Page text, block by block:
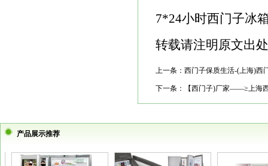
7*24小时西门子冰
转载请注明原文出
上一条： 西门子保质生活-(上海)西
下一条： 【西门子)厂家——≥上海
产品展示推荐